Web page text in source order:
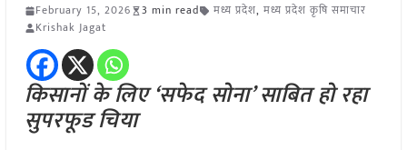
February 15, 2026 3 min read मध्य प्रदेश, मध्य प्रदेश कृषि समाचार
Krishak Jagat
किसानों के लिए ‘सफेद सोना’ साबित हो रहा
सुपरफूड चिया